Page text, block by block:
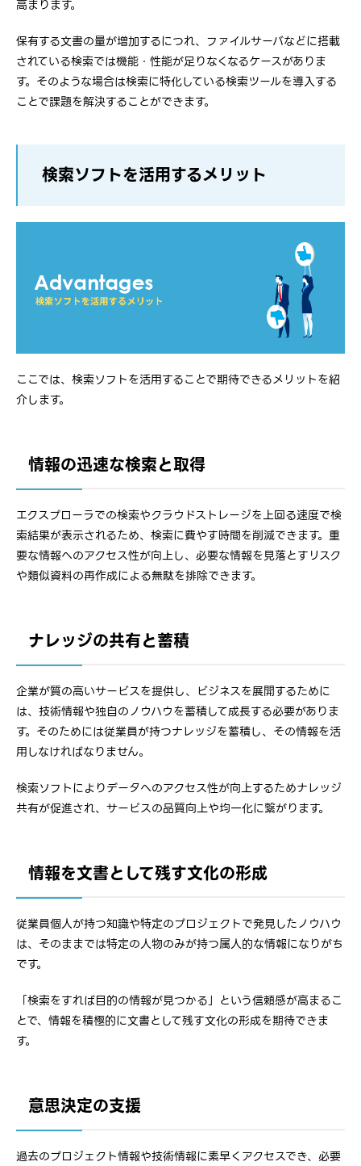
高まります。
保有する文書の量が増加するにつれ、ファイルサーバなどに搭載
されている検索では機能・性能が足りなくなるケースがありま
す。そのような場合は検索に特化している検索ツールを導入する
ことで課題を解決することができます。
検索ソフトを活用するメリット
ここでは、検索ソフトを活用することで期待できるメリットを紹
介します。
情報の迅速な検索と取得
エクスプローラでの検索やクラウドストレージを上回る速度で検
索結果が表示されるため、検索に費やす時間を削減できます。重
要な情報へのアクセス性が向上し、必要な情報を見落とすリスク
や類似資料の再作成による無駄を排除できます。
ナレッジの共有と蓄積
企業が質の高いサービスを提供し、ビジネスを展開するために
は、技術情報や独自のノウハウを蓄積して成長する必要がありま
す。そのためには従業員が持つナレッジを蓄積し、その情報を活
用しなければなりません。
検索ソフトによりデータへのアクセス性が向上するためナレッジ
共有が促進され、サービスの品質向上や均一化に繋がります。
情報を文書として残す文化の形成
従業員個人が持つ知識や特定のプロジェクトで発見したノウハウ
は、そのままでは特定の人物のみが持つ属人的な情報になりがち
です。
「検索をすれば目的の情報が見つかる」という信頼感が高まるこ
とで、情報を積極的に文書として残す文化の形成を期待できま
す。
意思決定の支援
過去のプロジェクト情報や技術情報に素早くアクセスでき、必要